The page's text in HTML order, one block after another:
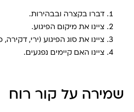
דברו בקצרה ובבהירות.
ציינו את מיקום הפיגוע.
ציינו את סוג הפיגוע (ירי, דקירה,
ציינו האם קיימים נפגעים.
שמירה על קור רוח